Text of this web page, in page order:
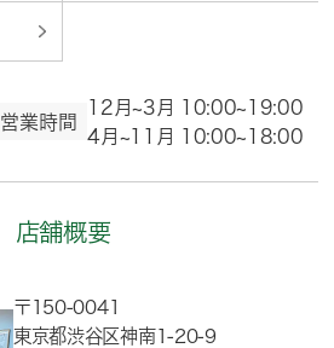
営業時間
12月~3月 10:00~19:00
4月~11月 10:00~18:00
店舗概要
〒150-0041
東京都渋谷区神南1-20-9